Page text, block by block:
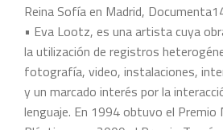
Reina Sofía en Madrid,
• Eva Lootz, es una artista cuya
la utilización de registros
fotografía, video, instalaciones,
y un marcado interés por la
lenguaje. En 1994 obtuvo el Premio